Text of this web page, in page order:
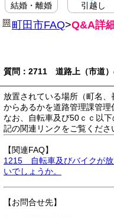
結婚・離婚 引越し
町田市FAQ>Q&A詳
質問：2711 道路上（市道）
放置されている場所（町名
からあるかを道路管理課管理
なお、自転車及び50ｃｃ以
記の関連リンクをご覧くださ
【関連FAQ】
1215 自転車及びバイクが放
いでしょうか。
【お問合せ先】